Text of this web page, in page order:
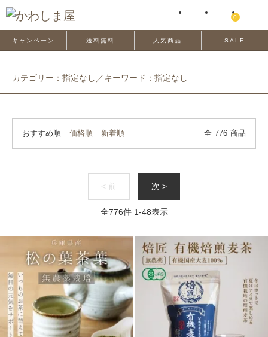
0
キャンペーン 送料無料 人気商品 SALE
カテゴリー：指定なし／キーワード：指定なし
おすすめ順 価格順 新着順 全 776 商品
< 前 次 >
全776件 1-48表示